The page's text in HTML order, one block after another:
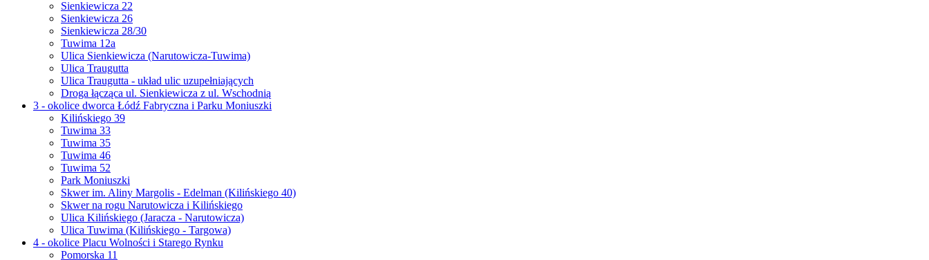
Sienkiewicza 22
Sienkiewicza 26
Sienkiewicza 28/30
Tuwima 12a
Ulica Sienkiewicza (Narutowicza-Tuwima)
Ulica Traugutta
Ulica Traugutta - układ ulic uzupełniających
Droga łącząca ul. Sienkiewicza z ul. Wschodnią
3 - okolice dworca Łódź Fabryczna i Parku Moniuszki
Kilińskiego 39
Tuwima 33
Tuwima 35
Tuwima 46
Tuwima 52
Park Moniuszki
Skwer im. Aliny Margolis - Edelman (Kilińskiego 40)
Skwer na rogu Narutowicza i Kilińskiego
Ulica Kilińskiego (Jaracza - Narutowicza)
Ulica Tuwima (Kilińskiego - Targowa)
4 - okolice Placu Wolności i Starego Rynku
Pomorska 11